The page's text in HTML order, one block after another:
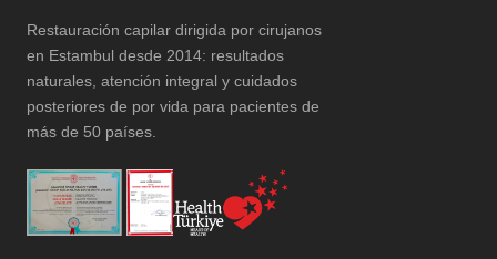
Restauración capilar dirigida por cirujanos
en Estambul desde 2014: resultados
naturales, atención integral y cuidados
posteriores de por vida para pacientes de
más de 50 países.